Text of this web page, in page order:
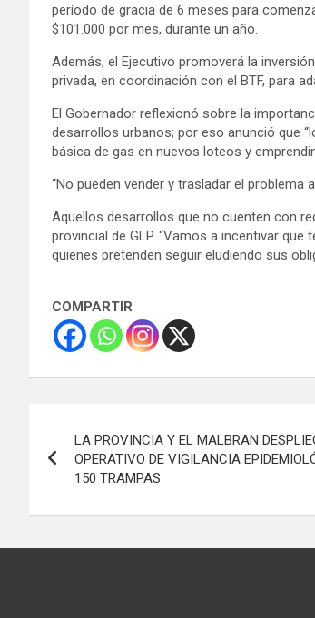
período de gracia de 6 meses para
$101.000 por mes, durante un año.
Además, el Ejecutivo promoverá la
privada, en coordinación con el BTF, para
El Gobernador reflexionó sobre la
desarrollos urbanos; por eso anunció que
básica de gas en nuevos loteos y
“No pueden vender y trasladar el problema
Aquellos desarrollos que no cuenten con
provincial de GLP. “Vamos a incentivar
quienes pretenden seguir eludiendo sus
COMPARTIR
de
LA PROVINCIA Y EL MALBRAN
OPERATIVO DE VIGILANCIA
150 TRAMPAS